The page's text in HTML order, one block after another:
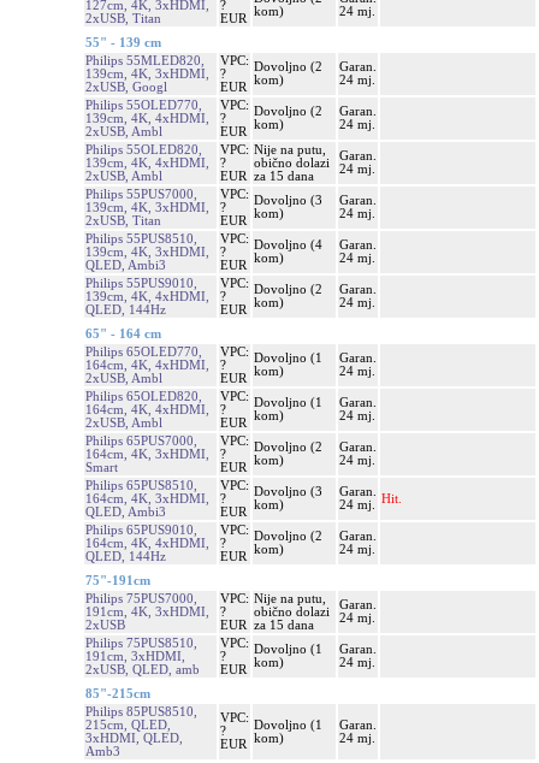
127cm, 4K, 3xHDMI,
2xUSB, Titan
?
EUR
kom)
24 mj.
55" - 139 cm
Philips 55MLED820,
139cm, 4K, 3xHDMI,
2xUSB, Googl
VPC:
?
EUR
Dovoljno (2
kom)
Garan.
24 mj.
Philips 55OLED770,
139cm, 4K, 4xHDMI,
2xUSB, Ambl
VPC:
?
EUR
Dovoljno (2
kom)
Garan.
24 mj.
Philips 55OLED820,
139cm, 4K, 4xHDMI,
2xUSB, Ambl
VPC:
?
EUR
Nije na putu,
obično dolazi
za 15 dana
Garan.
24 mj.
Philips 55PUS7000,
139cm, 4K, 3xHDMI,
2xUSB, Titan
VPC:
?
EUR
Dovoljno (3
kom)
Garan.
24 mj.
Philips 55PUS8510,
139cm, 4K, 3xHDMI,
QLED, Ambi3
VPC:
?
EUR
Dovoljno (4
kom)
Garan.
24 mj.
Philips 55PUS9010,
139cm, 4K, 4xHDMI,
QLED, 144Hz
VPC:
?
EUR
Dovoljno (2
kom)
Garan.
24 mj.
65" - 164 cm
Philips 65OLED770,
164cm, 4K, 4xHDMI,
2xUSB, Ambl
VPC:
?
EUR
Dovoljno (1
kom)
Garan.
24 mj.
Philips 65OLED820,
164cm, 4K, 4xHDMI,
2xUSB, Ambl
VPC:
?
EUR
Dovoljno (1
kom)
Garan.
24 mj.
Philips 65PUS7000,
164cm, 4K, 3xHDMI,
Smart
VPC:
?
EUR
Dovoljno (2
kom)
Garan.
24 mj.
Philips 65PUS8510,
164cm, 4K, 3xHDMI,
QLED, Ambi3
VPC:
?
EUR
Dovoljno (3
kom)
Garan.
24 mj.
Hit.
Philips 65PUS9010,
164cm, 4K, 4xHDMI,
QLED, 144Hz
VPC:
?
EUR
Dovoljno (2
kom)
Garan.
24 mj.
75"-191cm
Philips 75PUS7000,
191cm, 4K, 3xHDMI,
2xUSB
VPC:
?
EUR
Nije na putu,
obično dolazi
za 15 dana
Garan.
24 mj.
Philips 75PUS8510,
191cm, 3xHDMI,
2xUSB, QLED, amb
VPC:
?
EUR
Dovoljno (1
kom)
Garan.
24 mj.
85"-215cm
Philips 85PUS8510,
215cm, QLED,
3xHDMI, QLED,
Amb3
VPC:
?
EUR
Dovoljno (1
kom)
Garan.
24 mj.